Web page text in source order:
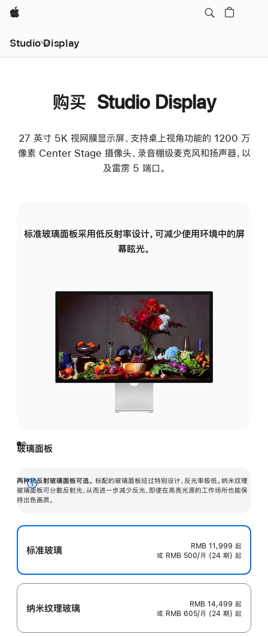
Apple
Studio Display
购买 Studio Display
27 英寸 5K 视网膜显示屏、支持桌上视角功能的 1200 万
像素 Center Stage 摄像头、录音棚级麦克风和扬声器，以
及雷雳 5 端口。
标准玻璃面板采用低反射率设计，可减少使用环境中的屏
幕眩光。
玻璃面板
两种抗反射玻璃面板可选。 标配的玻璃面板经过特别设计，反光率极低。纳米纹理
玻璃面板可分散反射光，从而进一步减少反光，即使在高亮光源的工作场所也能保
持出色画质。
展
开
标准玻璃 RMB 11,999 起
或 RMB 500/月 (24 期) 起
纳米纹理玻璃 RMB 14,499 起
或 RMB 605/月 (24 期) 起